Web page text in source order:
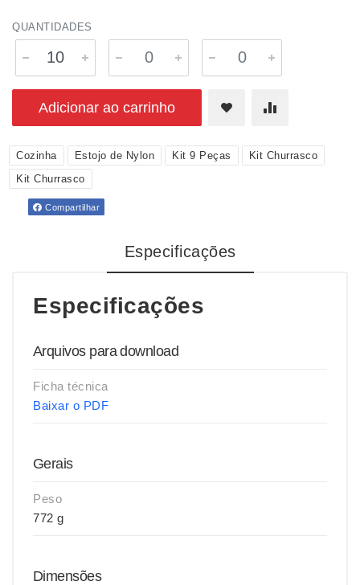
QUANTIDADES
Adicionar ao carrinho
Cozinha Estojo de Nylon Kit 9 Peças
Kit Churrasco
Kit Churrasco
Compartilhar
Especificações
Especificações
Arquivos para download
Ficha técnica
Baixar o PDF
Gerais
Peso
772 g
Dimensões